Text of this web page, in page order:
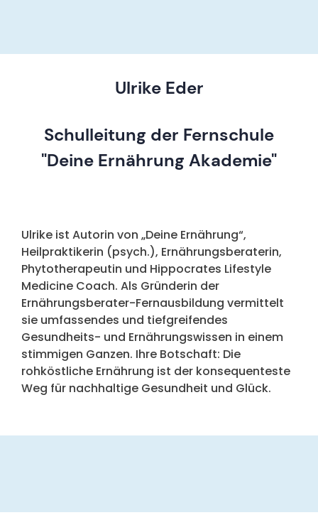
Ulrike Eder
Schulleitung der Fernschule
"Deine Ernährung Akademie"
Ulrike ist Autorin von „Deine Ernährung“,
Heilpraktikerin (psych.), Ernährungsberaterin,
Phytotherapeutin und Hippocrates Lifestyle
Medicine Coach. Als Gründerin der
Ernährungsberater-Fernausbildung vermittelt
sie umfassendes und tiefgreifendes
Gesundheits- und Ernährungswissen in einem
stimmigen Ganzen. Ihre Botschaft: Die
rohköstliche Ernährung ist der konsequenteste
Weg für nachhaltige Gesundheit und Glück.